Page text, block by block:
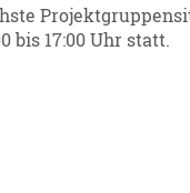
bis 17:00 Uhr statt.